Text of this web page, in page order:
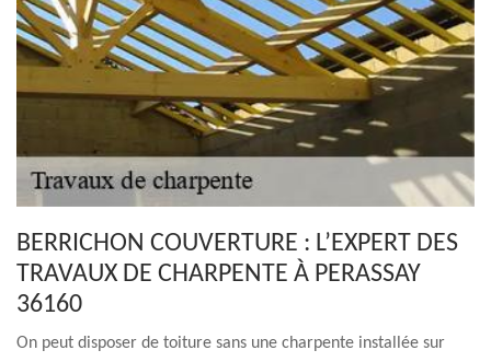
BERRICHON COUVERTURE : L’EXPERT DES
TRAVAUX DE CHARPENTE À PERASSAY
36160
On peut disposer de toiture sans une charpente installée sur